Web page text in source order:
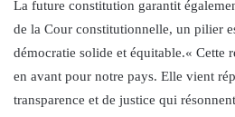
La future constitution garantit
de la Cour constitutionnelle, un pilier
démocratie solide et équitable.« Cette
en avant pour notre pays. Elle vient
transparence et de justice qui